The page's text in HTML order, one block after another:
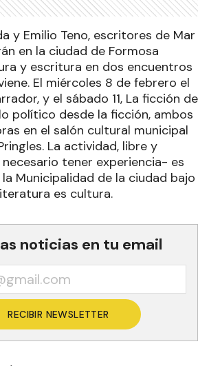
y Emilio Teno, escritores de Mar
en la ciudad de Formosa
y escritura en dos encuentros
El miércoles 8 de febrero el
y el sábado 11, La ficción de
político desde la ficción, ambos
en el salón cultural municipal
La actividad, libre y
tener experiencia- es
Municipalidad de la ciudad bajo
es cultura.
noticias en tu email
RECIBIR NEWSLETTER